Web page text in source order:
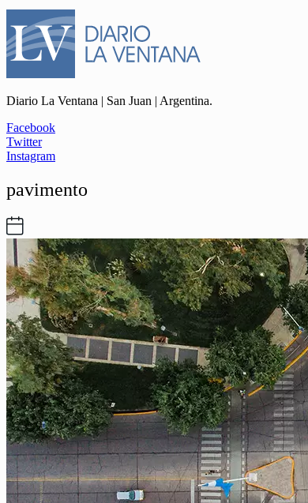
Diario La Ventana | San Juan | Argentina.
Facebook
Twitter
Instagram
pavimento